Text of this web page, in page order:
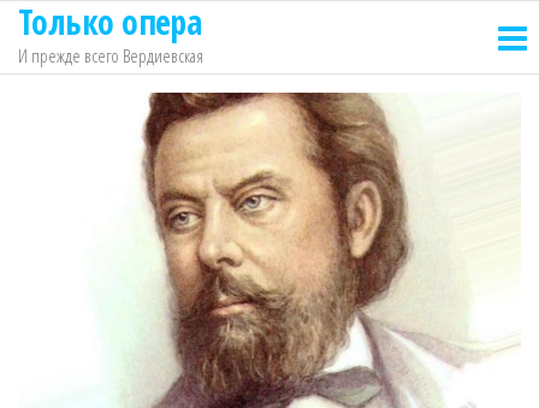
Перейти
содержимому
Только опера
И прежде всего Вердиевская